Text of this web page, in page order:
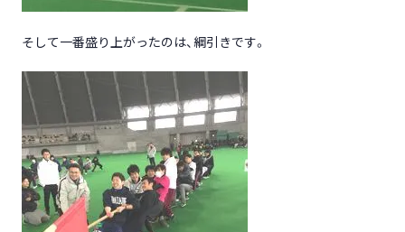
そして一番盛り上がったのは、綱引きです。